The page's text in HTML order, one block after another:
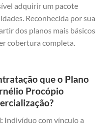
adquirir um pacote
Reconhecida por sua
dos planos mais básicos
cobertura completa.
que o Plano
Procópio
Indivíduo com vínculo a